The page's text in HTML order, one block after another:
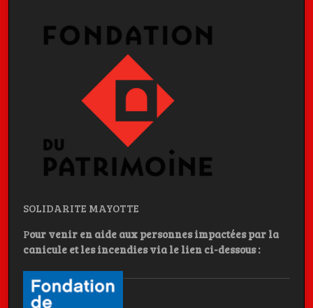
SOLIDARITE MAYOTTE
Pour venir en aide aux personnes impactées par la
canicule et les incendies via le lien ci-dessous :